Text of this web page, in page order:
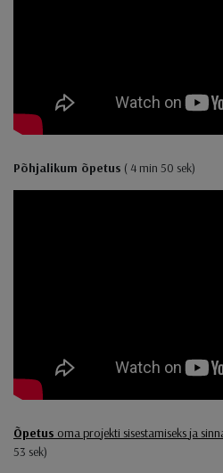
Põhjalikum õpetus ( 4 min 50 sek)
Õpetus oma projekti sisestamiseks ja
53 sek)